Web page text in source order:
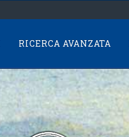
RICERCA AVANZATA